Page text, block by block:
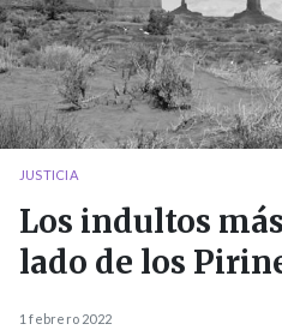
JUSTICIA
Los indultos
lado de los
1 febrero 2022